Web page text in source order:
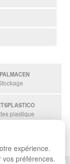
plastique
expérience.
vos préférences.